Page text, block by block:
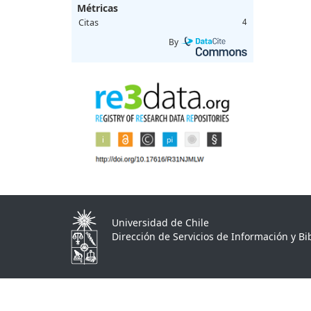
Métricas
Citas 4
By
Universidad de Chile
Dirección de Servicios de Información y